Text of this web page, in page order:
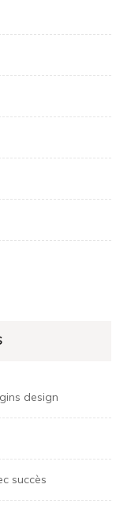
design
succès